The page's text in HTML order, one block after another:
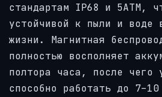
стандартам IP68 и 5ATM,
устойчивой к пыли и воде
жизни. Магнитная
полностью восполняет
полтора часа, после чего
способно работать до